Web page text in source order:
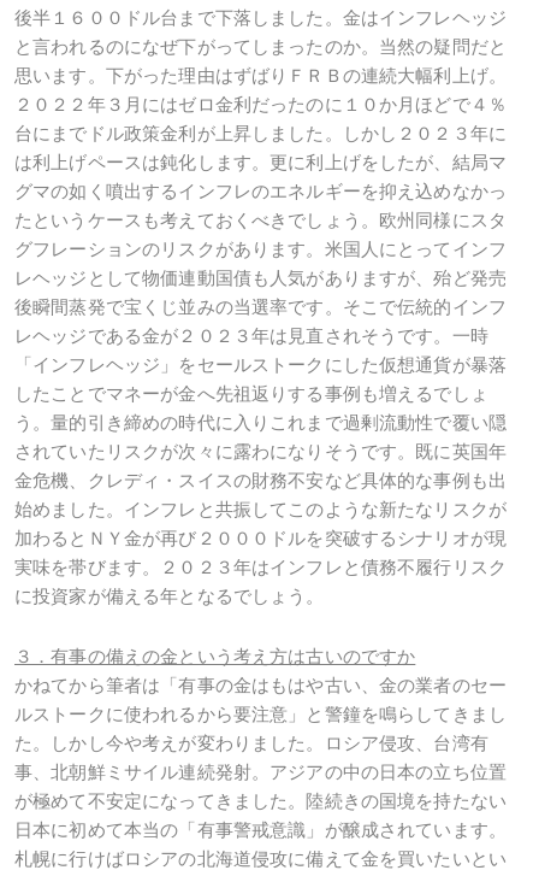
後半１６００ドル台まで下落しました。金はインフレヘッジ
と言われるのになぜ下がってしまったのか。当然の疑問だと
思います。下がった理由はずばりＦＲＢの連続大幅利上げ。
２０２２年３月にはゼロ金利だったのに１０か月ほどで４％
台にまでドル政策金利が上昇しました。しかし２０２３年に
は利上げペースは鈍化します。更に利上げをしたが、結局マ
グマの如く噴出するインフレのエネルギーを抑え込めなかっ
たというケースも考えておくべきでしょう。欧州同様にスタ
グフレーションのリスクがあります。米国人にとってインフ
レヘッジとして物価連動国債も人気がありますが、殆ど発売
後瞬間蒸発で宝くじ並みの当選率です。そこで伝統的インフ
レヘッジである金が２０２３年は見直されそうです。一時
「インフレヘッジ」をセールストークにした仮想通貨が暴落
したことでマネーが金へ先祖返りする事例も増えるでしょ
う。量的引き締めの時代に入りこれまで過剰流動性で覆い隠
されていたリスクが次々に露わになりそうです。既に英国年
金危機、クレディ・スイスの財務不安など具体的な事例も出
始めました。インフレと共振してこのような新たなリスクが
加わるとＮＹ金が再び２０００ドルを突破するシナリオが現
実味を帯びます。２０２３年はインフレと債務不履行リスク
に投資家が備える年となるでしょう。
３．有事の備えの金という考え方は古いのですか
かねてから筆者は「有事の金はもはや古い、金の業者のセー
ルストークに使われるから要注意」と警鐘を鳴らしてきまし
た。しかし今や考えが変わりました。ロシア侵攻、台湾有
事、北朝鮮ミサイル連続発射。アジアの中の日本の立ち位置
が極めて不安定になってきました。陸続きの国境を持たない
日本に初めて本当の「有事警戒意識」が醸成されています。
札幌に行けばロシアの北海道侵攻に備えて金を買いたいとい